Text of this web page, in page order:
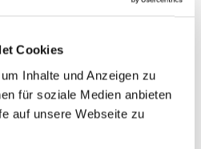
Cookies
Inhalte und Anzeigen zu
für soziale Medien anbieten
auf unsere Webseite zu
in der
in Bauplanung,
Terminplanung